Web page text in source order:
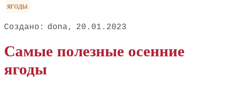
ягоды
dona 20.01.2023
Самые полезные осенние
ягоды